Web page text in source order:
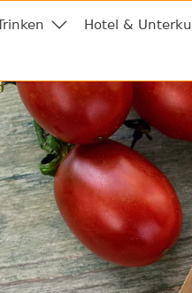
Hotel &